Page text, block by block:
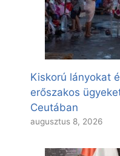
Kiskorú lányokat
erőszakos
Ceutában
augusztus 8, 2026